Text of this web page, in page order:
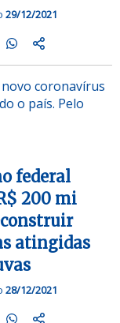
29/12/2021
coronavírus
o país. Pelo
federal
200 mi
atingidas
28/12/2021